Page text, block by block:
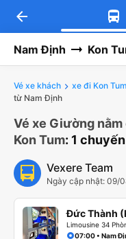
arrow_back
Nam Định Kon
Vé xe khách xe đi Kon
từ Nam Định
Vé xe Giường
Kon Tum: 1
Vexere Team
Ngày cập nhật: 09/
Đức Thành
Limousine 34
07:00 • Nam